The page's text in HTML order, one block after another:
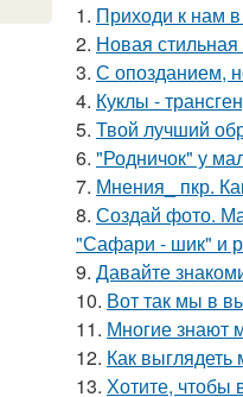
1. Приходи к нам в
2. Новая стильная
3. С опозданием,
4. Куклы -
5. Твой лучший
6. "Родничок" у
7. Мнения_ пкр.
8. Создай фото.
"Сафари - шик" и
9. Давайте
10. Вот так мы в
11. Многие знают
12. Как
13. Хотите, чтобы